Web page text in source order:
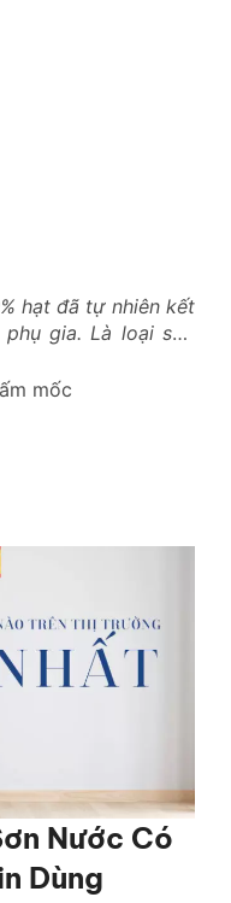
hạt đã tự nhiên kết
gia. Là loại sơn
năng kháng nhiệt,
muối mặn..
mốc
Nước Có
Dùng